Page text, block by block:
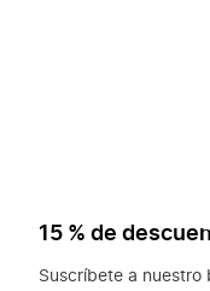
15 % de
Suscríbete a nuestro